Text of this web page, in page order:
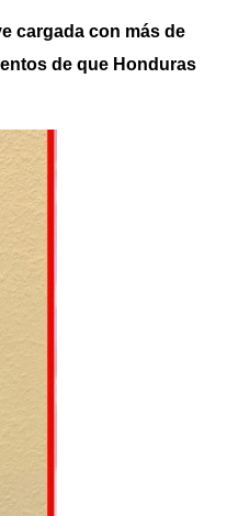
cargada con más de
de que Honduras